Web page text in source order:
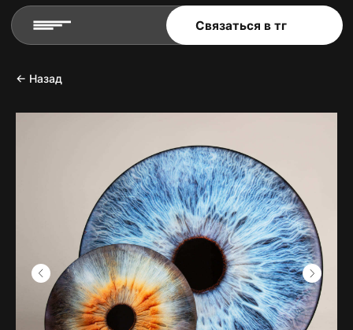
Связаться в тг
← Назад